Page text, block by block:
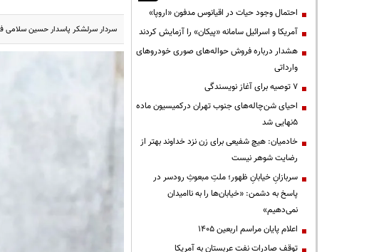
سردار سرلشکر پاسدار حسین سلامی
احتمال وجود حیات در اقیانوس مدفون «اروپا»
آمریکا و اسرائیل سامانه «پیکان» را آزمایش کردند
هشدار درباره فروش حواله‌های صوری خودروهای
وارداتی
۷ توصیه برای آغاز نویسندگی
احیای شن‌چاله‌های جنوب تهران درکمیسیون ماده
۵نهایی شد
خادمیان: هیچ شفیعی برای زن نزد خداوند بهتر از
رضایت شوهر نیست
سربازانِ خیابانِ ظهور؛ ملتِ مبعوثِ رودسر در
پاسخ به دشمن: «خیابان‌ها را به ناامیدان
نمی‌دهیم»
اعلام پایان مراسم اربعین ۱۴۰۵
توقف صادرات نفت عربستان به آمریکا